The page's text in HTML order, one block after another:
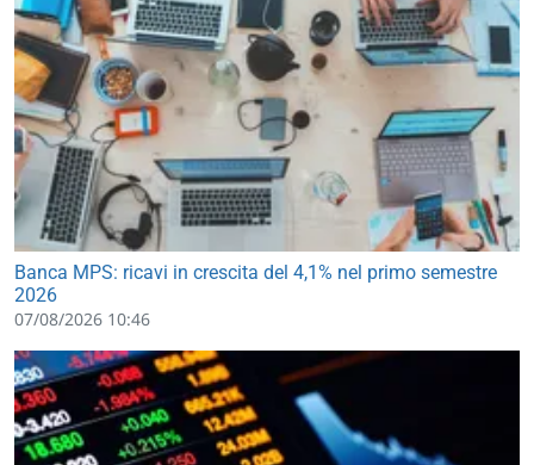
Banca MPS: ricavi in crescita del 4,1% nel primo semestre
2026
07/08/2026 10:46